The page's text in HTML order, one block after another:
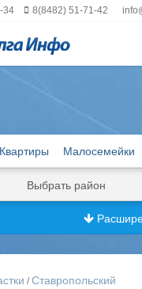
34 8(8482) 51-71-42
Квартиры Малосемейки
Выбрать район
/Ставропольский